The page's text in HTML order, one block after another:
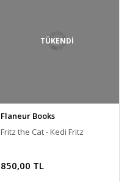
TÜKENDİ
Flaneur Books
Fritz the Cat - Kedi Fritz
850,00 TL